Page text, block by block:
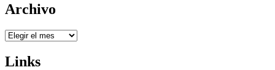
Archivo
Archivo
Links